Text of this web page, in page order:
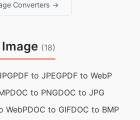
Converters →
(18)
PDF to JPEGPDF to WebP
DOC to PNGDOC to JPG
WebPDOC to GIFDOC to BMP